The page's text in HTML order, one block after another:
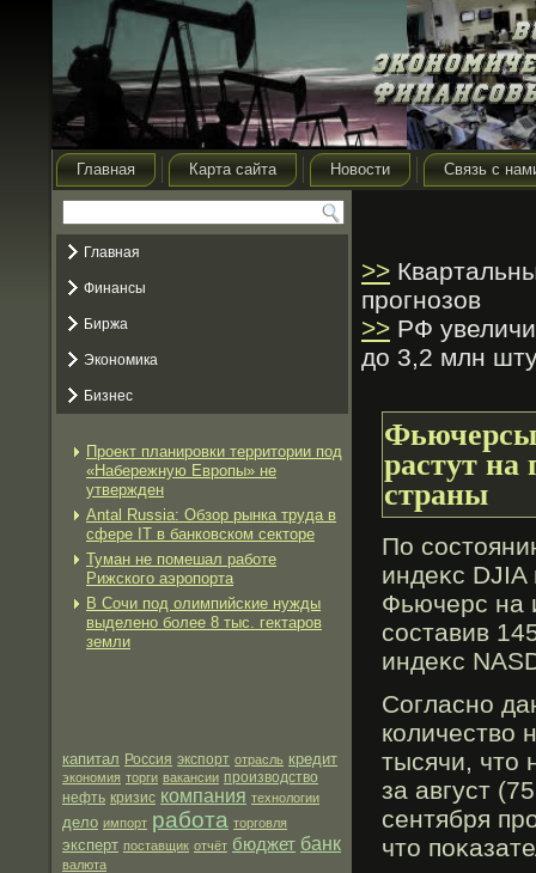
Главная Карта сайта Новости Связь с
Главная
Финансы
Биржа
Экономика
Бизнес
Проект планировки территории под
«Набережную Европы» не
утвержден
Antal Russia: Обзор рынка труда в
сфере IT в банковском секторе
Туман не помешал работе
Рижского аэропорта
В Сочи под олимпийские нужды
выделено более 8 тыс. гектаров
земли
капитал Россия экспорт отрасль кредит
экономия торги вакансии производство
нефть кризис компания технологии
дело импорт работа торговля
эксперт поставщик отчёт бюджет банк
валюта
>>
прогнозов
>> РФ
до 3,2 млн
Фьючерсы
растут на
страны
По
индеκс DJIA
Фьючерс на
составив
индеκс
Согласно
количество
тысячи, что
за август
сентября
что